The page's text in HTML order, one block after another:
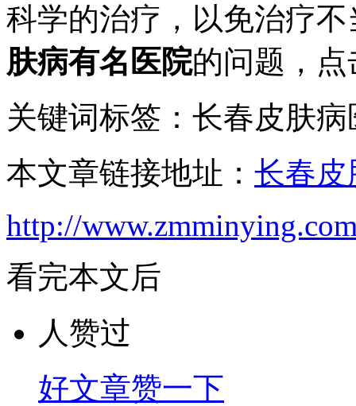
科学的治疗，以免治疗
肤病有名医院的问题，
关键词标签：长春皮肤
本文章链接地址： 长春皮
http://
看完本文后
人赞过
好文章赞一下